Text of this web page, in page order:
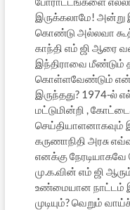
இருக்கலாமே! அன்று
கொண்டு அல்லவா
காந்தி எம் ஜி ஆரை
இந்திராவை மீண்டும்
கொள்ளவேண்டும்
இருந்தது? 1974-ல்
மட்டுமின்றி ,
செய்தியாளனாகவும்
கருணாநிதி அரசு
எனக்கு
மு.க.வின் எம் ஜி
உண்மையான நாட்டம்
முடியும்? வெறும்